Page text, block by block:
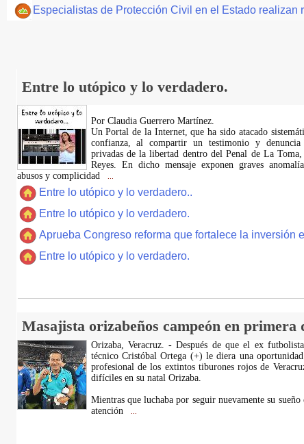
Especialistas de Protección Civil en el Estado
Entre lo utópico y lo verdadero.
Por Claudia Guerrero Martínez.
​Un Portal de la Internet, que ha sido atacado
confianza, al compartir un testimonio y denuncia
privadas de la libertad dentro del Penal de La
Reyes. En dicho mensaje exponen graves
abusos y complicidad
Entre lo utópico y lo verdadero..
Entre lo utópico y lo verdadero.
Aprueba Congreso reforma que fortalece la inversión
Entre lo utópico y lo verdadero.
Masajista orizabeños campeón en primera
Orizaba, Veracruz. - Después de que el ex
técnico Cristóbal Ortega (+) le diera una
profesional de los extintos tiburones rojos de
difíciles en su natal Orizaba.
Mientras que luchaba por seguir nuevamente su
atención